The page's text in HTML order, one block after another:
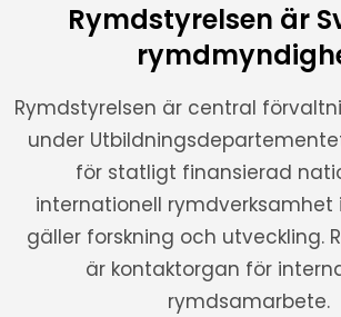
Rymdstyrelsen är
Rymdstyrelsen är central
under
för statligt finansierad
internationell rymdverksamhet
gäller forskning och utveckling.
är kontaktorgan för
rymdsamarbete.